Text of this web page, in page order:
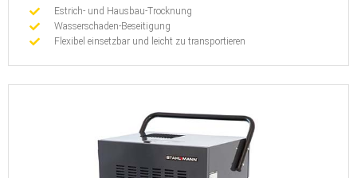
Estrich- und Hausbau-Trocknung
Wasserschaden-Beseitigung
Flexibel einsetzbar und leicht zu transportieren